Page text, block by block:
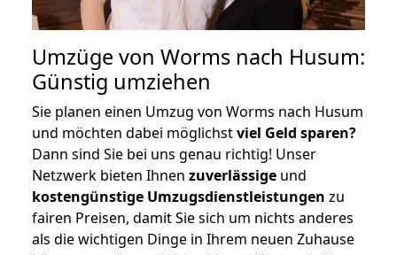
Umzüge von Worms nach Husum:
Günstig umziehen
Sie planen einen Umzug von Worms nach Husum
und möchten dabei möglichstviel Geld sparen?
Dann sind Sie bei uns genau richtig! Unser
Netzwerk bieten Ihnen zuverlässige und
kostengünstige Umzugsdienstleistungen zu
fairen Preisen, damit Sie sich um nichts anderes
als die wichtigen Dinge in Ihrem neuen Zuhause